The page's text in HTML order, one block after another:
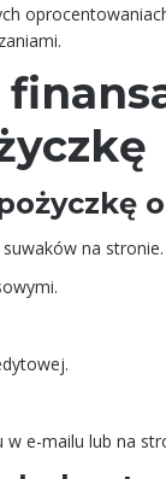
na stronie.
e-mailu lub na